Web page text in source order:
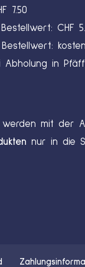
7.50
CHF
Abholung in
werden mit der
nur in die